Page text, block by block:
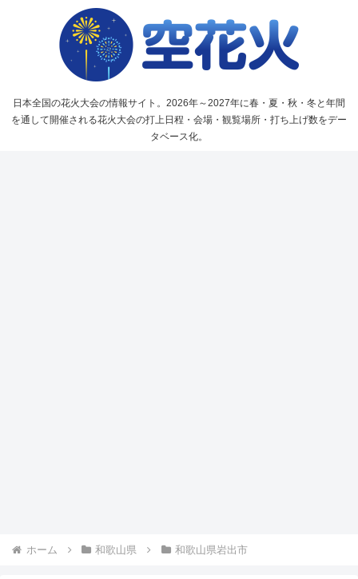
日本全国の花火大会の情報サイト。2026年～2027年に春・夏・秋・冬と年間
を通して開催される花火大会の打上日程・会場・観覧場所・打ち上げ数をデー
タベース化。
ホーム 和歌山県 和歌山県岩出市